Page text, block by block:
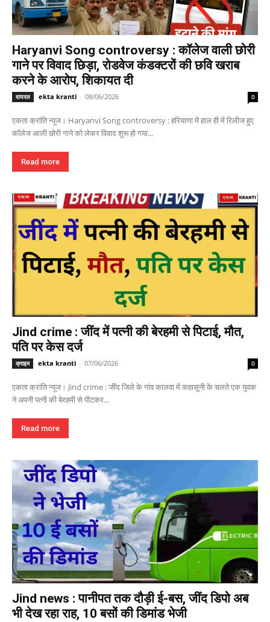
Haryanvi Song controversy : कॉलेज वाली छोरी
गाने पर विवाद छिड़ा, रोडवेज कंडक्टरों की छवि खराब
करने के आरोप, शिकायत दी
वायरल ekta kranti - 08/06/2026 0
एकता क्रांति न्यूज। Haryanvi Song controversy : हरियाणा में हाल ही में रिलीज हुए
कॉलेज आली छोरी गाने को लेकर विवाद शुरू हो गया...
Read more
Jind crime : जींद में पत्नी की बेरहमी से पिटाई, मौत,
पति पर केस दर्ज
क्राइम ekta kranti - 07/06/2026 0
एकता क्रांति न्यूज। Jind crime : जींद जिले के गांव कालवा में कहासुनी के चलते एक युवक
ने अपनी पत्नी की बेरहमी से पीटकर...
Read more
Jind news : पानीपत तक दौड़ी ई-बस, जींद डिपो अब
भी देख रहा राह, 10 बसों की डिमांड भेजी